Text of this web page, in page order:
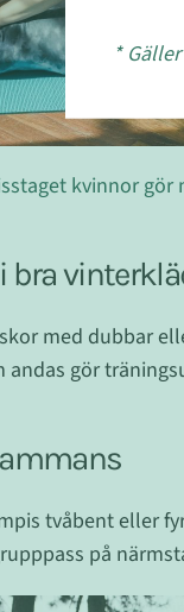
kvinnor
bra
med dubbar
andas gör
tvåbent eller
på
*